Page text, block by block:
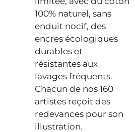
100% naturel, sans
enduit nocif, des
encres écologiques
durables et
résistantes aux
lavages fréquents.
Chacun de nos 160
artistes reçoit des
redevances pour son
illustration.